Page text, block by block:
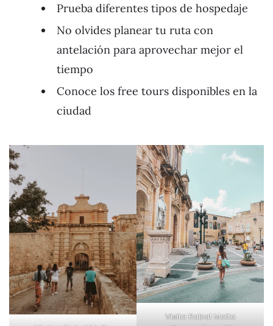
Prueba diferentes tipos de hospedaje
No olvides planear tu ruta con
antelación para aprovechar mejor el
tiempo
Conoce los free tours disponibles en la
ciudad
Visita Rabat Malta